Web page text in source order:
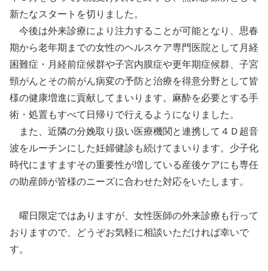
新たなスタートを切りました。
今後は外来診療により注力することが可能となり、思春
期から老年期までの女性のヘルスケア専門医院として月経
困難症・月経前症候群や子宮内膜症や更年期症候群、子宮
頸がんとその前がん病変の予防と治療を得意分野として皆
様の健康増進に貢献してまいります。麻酔を必要とする手
術・処置もすべて日帰りで行えるようになりました。
また、近隣の分娩取り扱い医療機関と連携して４Ｄ超音
波をルーチンにした妊婦健診も続けてまいります。少子化
時代にますますその重要性が増している産後ケアにも専任
の助産師が皆様のニーズに合わせた対応をいたします。
曜日限定ではありますが、女性医師の外来診療も行って
おりますので、どうぞお気軽に相談いただければ幸いで
す。